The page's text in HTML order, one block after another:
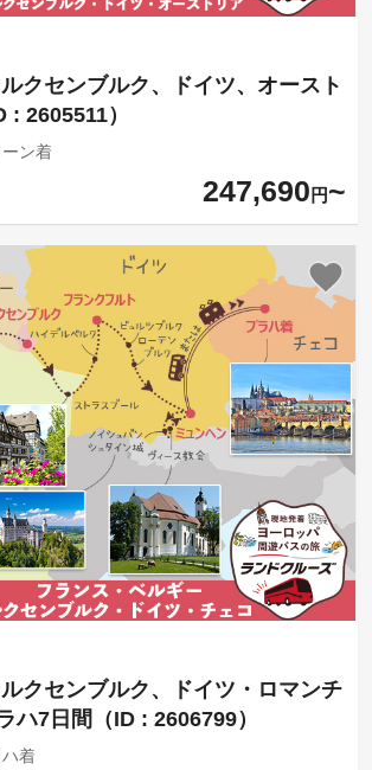
クセンブルク、ドイツ、オースト
: 2605511）
ン着
247,690 円
クセンブルク、ドイツ・ロマンチ
ハ7日間（ID : 2606799）
着